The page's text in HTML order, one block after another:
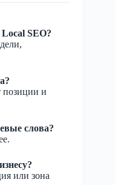
SEO?
позиции и
слова?
или зона